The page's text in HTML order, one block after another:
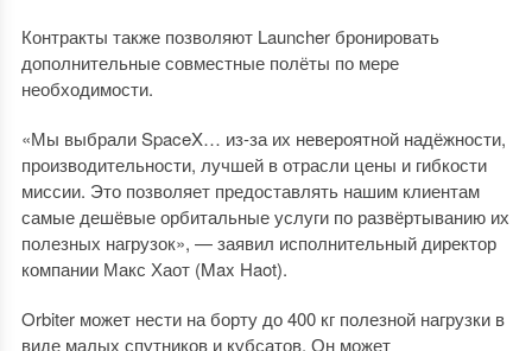
Контракты также позволяют Launcher бронировать
дополнительные совместные полёты по мере
необходимости.
«Мы выбрали SpaceX… из-за их невероятной надёжности,
производительности, лучшей в отрасли цены и гибкости
миссии. Это позволяет предоставлять нашим клиентам
самые дешёвые орбитальные услуги по развёртыванию их
полезных нагрузок», — заявил исполнительный директор
компании Макс Хаот (Max Haot).
Orbiter может нести на борту до 400 кг полезной нагрузки в
виде малых спутников и кубсатов. Он может